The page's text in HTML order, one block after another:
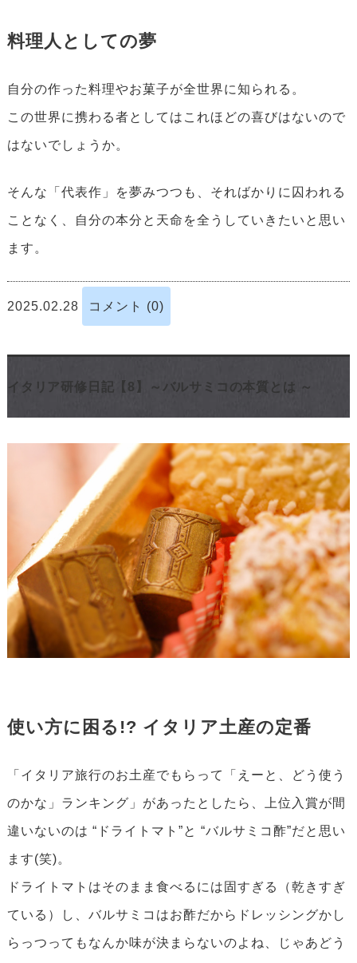
料理人としての夢
自分の作った料理やお菓子が全世界に知られる。
この世界に携わる者としてはこれほどの喜びはないので
はないでしょうか。
そんな「代表作」を夢みつつも、そればかりに囚われる
ことなく、自分の本分と天命を全うしていきたいと思い
ます。
2025.02.28 コメント (0)
イタリア研修日記【8】～バルサミコの本質とは ～
使い方に困る!? イタリア土産の定番
「イタリア旅行のお土産でもらって「えーと、どう使う
のかな」ランキング」があったとしたら、上位入賞が間
違いないのは “ドライトマト”と “バルサミコ酢”だと思い
ます(笑)。
ドライトマトはそのまま食べるには固すぎる（乾きすぎ
ている）し、バルサミコはお酢だからドレッシングかし
らっつってもなんか味が決まらないのよね、じゃあどう